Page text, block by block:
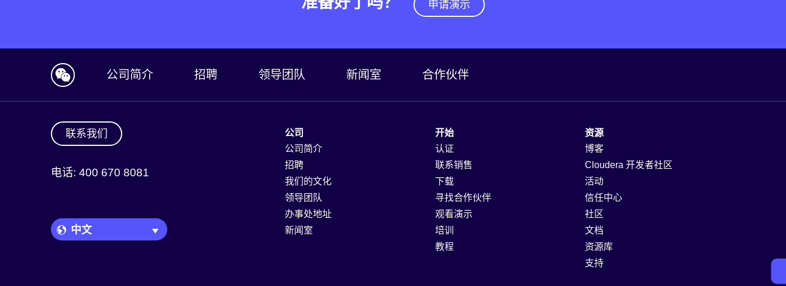
申请演示
公司简介 招聘 领导团队 新闻室 合作伙伴
联系我们
电话: 400 670 8081
Language Picker
公司
公司简介
招聘
我们的文化
领导团队
办事处地址
新闻室
开始
认证
联系销售
下载
寻找合作伙伴
观看演示
培训
教程
资源
博客
Cloudera 开发者社区
活动
信任中心
社区
文档
资源库
支持